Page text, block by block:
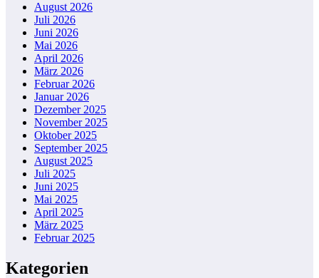
August 2026
Juli 2026
Juni 2026
Mai 2026
April 2026
März 2026
Februar 2026
Januar 2026
Dezember 2025
November 2025
Oktober 2025
September 2025
August 2025
Juli 2025
Juni 2025
Mai 2025
April 2025
März 2025
Februar 2025
Kategorien